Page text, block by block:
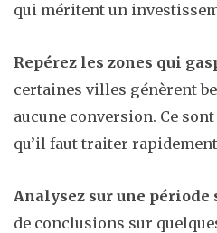
qui méritent un
Repérez les zones qui
certaines villes génèrent
aucune conversion. Ce
qu’il faut traiter
Analysez sur une période
de conclusions sur